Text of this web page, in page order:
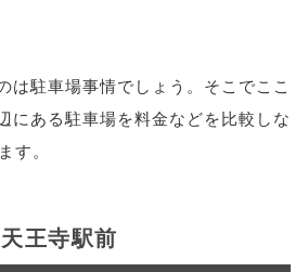
は駐車場事情でしょう。そこでここ
にある駐車場を料金などを比較しな
す。
王寺駅前